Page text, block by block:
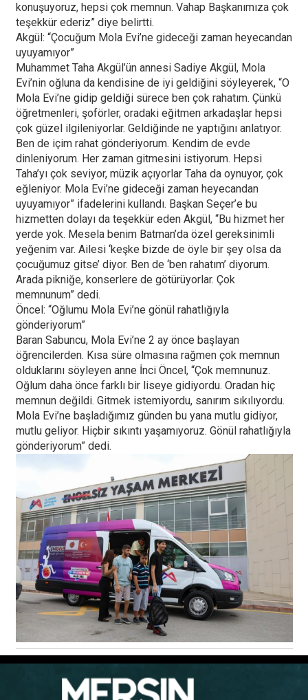
konuşuyoruz, hepsi çok memnun. Vahap Başkanımıza çok
teşekkür ederiz” diye belirtti.
Akgül: “Çocuğum Mola Evi’ne gideceği zaman heyecandan
uyuyamıyor”
Muhammet Taha Akgül’ün annesi Sadiye Akgül, Mola
Evi’nin oğluna da kendisine de iyi geldiğini söyleyerek, “O
Mola Evi’ne gidip geldiği sürece ben çok rahatım. Çünkü
öğretmenleri, şoförler, oradaki eğitmen arkadaşlar hepsi
çok güzel ilgileniyorlar. Geldiğinde ne yaptığını anlatıyor.
Ben de içim rahat gönderiyorum. Kendim de evde
dinleniyorum. Her zaman gitmesini istiyorum. Hepsi
Taha’yı çok seviyor, müzik açıyorlar Taha da oynuyor, çok
eğleniyor. Mola Evi’ne gideceği zaman heyecandan
uyuyamıyor” ifadelerini kullandı. Başkan Seçer’e bu
hizmetten dolayı da teşekkür eden Akgül, “Bu hizmet her
yerde yok. Mesela benim Batman’da özel gereksinimli
yeğenim var. Ailesi ‘keşke bizde de öyle bir şey olsa da
çocuğumuz gitse’ diyor. Ben de ‘ben rahatım’ diyorum.
Arada pikniğe, konserlere de götürüyorlar. Çok
memnunum” dedi.
Öncel: “Oğlumu Mola Evi’ne gönül rahatlığıyla
gönderiyorum”
Baran Sabuncu, Mola Evi’ne 2 ay önce başlayan
öğrencilerden. Kısa süre olmasına rağmen çok memnun
olduklarını söyleyen anne İnci Öncel, “Çok memnunuz.
Oğlum daha önce farklı bir liseye gidiyordu. Oradan hiç
memnun değildi. Gitmek istemiyordu, sanırım sıkılıyordu.
Mola Evi’ne başladığımız günden bu yana mutlu gidiyor,
mutlu geliyor. Hiçbir sıkıntı yaşamıyoruz. Gönül rahatlığıyla
gönderiyorum” dedi.